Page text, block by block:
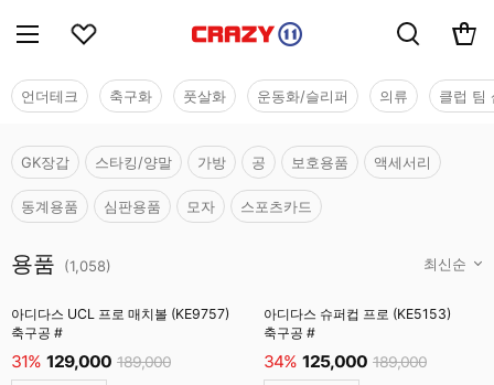
언더테크 축구화 풋살화 운동화/슬리퍼 의류 클럽 팀
GK장갑 스타킹/양말 가방 공 보호용품 액세서리
동계용품 심판용품 모자 스포츠카드
용품 (1,058)
아디다스 UCL 프로 매치볼 (KE9757)
축구공 #
31% 129,000 189,000
아디다스 슈퍼컵 프로 (KE5153)
축구공 #
34% 125,000 189,000